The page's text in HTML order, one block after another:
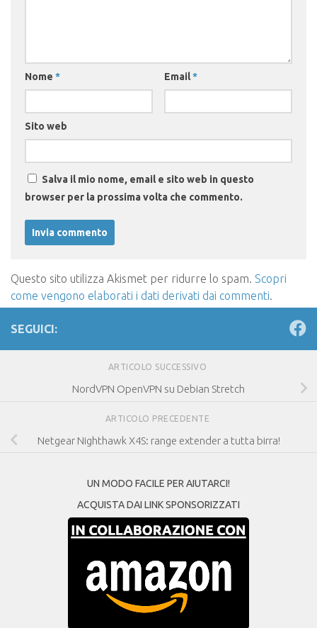
Nome * Email*
Sito web
Salva il mio nome, email e sito web in questo
browser per la prossima volta che commento.
Questo sito utilizza Akismet per ridurre lo spam. Scopri
come vengono elaborati i dati derivati dai commenti
SEGUICI:
ARTICOLO SUCCESSIVO
NordVPN OpenVPN su Debian Stretch
ARTICOLO PRECEDENTE
Netgear Nighthawk X4S: range extender a tutta birra!
UN MODO FACILE PER AIUTARCI!
ACQUISTA DAI LINK SPONSORIZZATI